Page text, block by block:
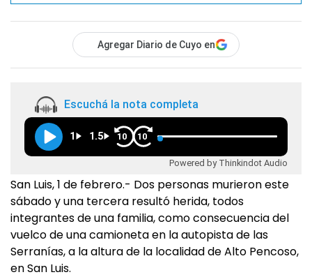
Agregar Diario de Cuyo en
Escuchá la nota completa
1 1.5 10 10
Powered by Thinkindot Audio
San Luis, 1 de febrero.- Dos personas murieron este
sábado y una tercera resultó herida, todos
integrantes de una familia, como consecuencia del
vuelco de una camioneta en la autopista de las
Serranías, a la altura de la localidad de Alto Pencoso,
en San Luis.